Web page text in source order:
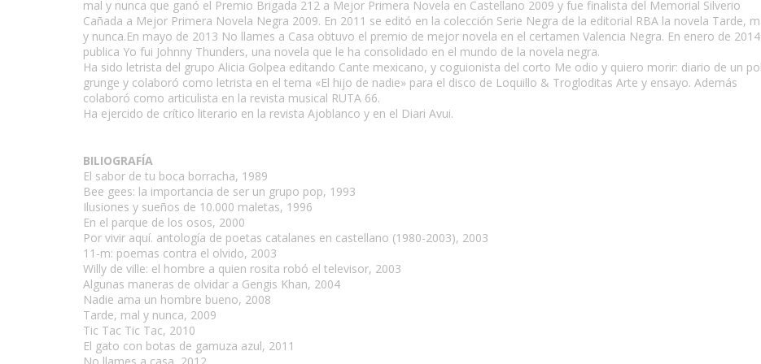
mal y nunca que ganó el Premio Brigada 212 a Mejor Primera Novela en Castellano 2009 y fue finalista del Memorial Silverio
Cañada a Mejor Primera Novela Negra 2009. En 2011 se editó en la colección Serie Negra de la editorial RBA la novela Tarde,
y nunca.En mayo de 2013 No llames a Casa obtuvo el premio de mejor novela en el certamen Valencia Negra. En enero de 2014
publica Yo fui Johnny Thunders, una novela que le ha consolidado en el mundo de la novela negra.
Ha sido letrista del grupo Alicia Golpea editando Cante mexicano, y coguionista del corto Me odio y quiero morir: diario de un
grunge y colaboró como letrista en el tema «El hijo de nadie» para el disco de Loquillo & Trogloditas Arte y ensayo. Además
colaboró como articulista en la revista musical RUTA 66.
Ha ejercido de crítico literario en la revista Ajoblanco y en el Diari Avui.
BILIOGRAFÍA
El sabor de tu boca borracha, 1989
Bee gees: la importancia de ser un grupo pop, 1993
Ilusiones y sueños de 10.000 maletas, 1996
En el parque de los osos, 2000
Por vivir aquí. antología de poetas catalanes en castellano (1980-2003), 2003
11-m: poemas contra el olvido, 2003
Willy de ville: el hombre a quien rosita robó el televisor, 2003
Algunas maneras de olvidar a Gengis Khan, 2004
Nadie ama un hombre bueno, 2008
Tarde, mal y nunca, 2009
Tic Tac Tic Tac, 2010
El gato con botas de gamuza azul, 2011